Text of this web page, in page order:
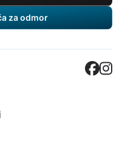
za odmor